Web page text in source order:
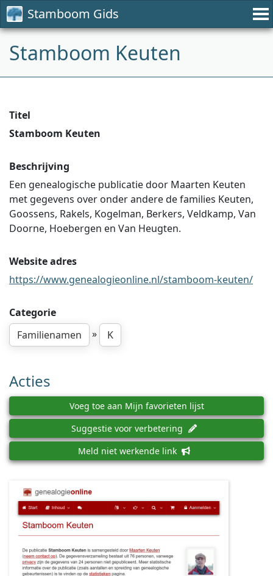
Stamboom Gids
Stamboom Keuten
Titel
Stamboom Keuten
Beschrijving
Een genealogische publicatie door Maarten Keuten
met gegevens over onder andere de families Keuten,
Goossens, Rakels, Kogelman, Berkers, Veldkamp, Van
Doorne, Hoebergen en Van Heugten.
Website adres
https://www.genealogieonline.nl/stamboom-keuten/
Categorie
Familienamen
» K
Acties
Voeg toe aan Mijn favorieten lijst
Suggestie voor verbetering
Meld niet werkende link